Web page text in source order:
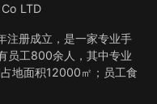
LTD
注册成立，是一家专业手
员工800余人，其中专业
地面积12000㎡；员工食